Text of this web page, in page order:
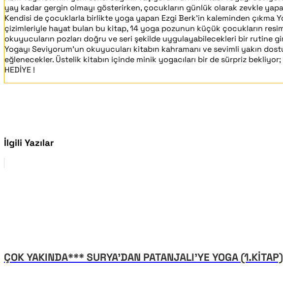
yay kadar gergin olmayı gösterirken, çocukların günlük olarak zevkle
Kendisi de çocuklarla birlikte yoga yapan Ezgi Berk’in kaleminden çıkma
çizimleriyle hayat bulan bu kitap, 14 yoga pozunun küçük çocukların
okuyucuların pozları doğru ve seri şekilde uygulayabilecekleri bir rutine
Yogayı Seviyorum’un okuyucuları kitabın kahramanı ve sevimli yakın
eğlenecekler. Üstelik kitabın içinde minik yogacıları bir de sürpriz
HEDİYE !
İlgili Yazılar
ÇOK YAKINDA*** SURYA'DAN PATANJALI'YE YOGA (1.KİTAP)